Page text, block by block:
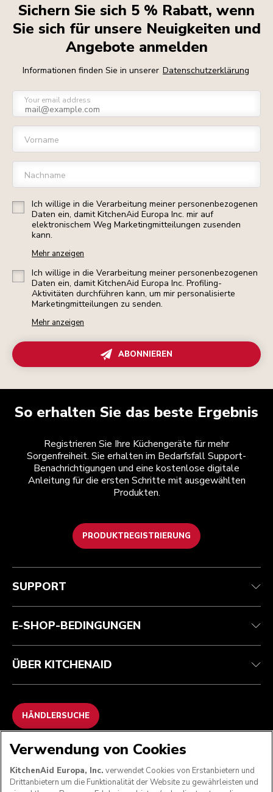
Sichern Sie sich 5 % Rabatt, wenn
Sie sich für unsere Neuigkeiten und
Angebote anmelden
Informationen finden Sie in unserer Datenschutzerklärung
Your email address
Vorname
Nachname
Ich willige in die Verarbeitung meiner personenbezogenen
Daten ein, damit KitchenAid Europa Inc. mir auf
elektronischem Weg Marketingmitteilungen zusenden
kann.
Mehr anzeigen
Ich willige in die Verarbeitung meiner personenbezogenen
Daten ein, damit KitchenAid Europa Inc. Profiling-
Aktivitäten durchführen kann, um mir personalisierte
Marketingmitteilungen zu senden.
Mehr anzeigen
ABONNIEREN
So erhalten Sie das beste Ergebnis
Registrieren Sie Ihre Küchengeräte für mehr
Sorgenfreiheit. Sie erhalten im Bedarfsfall Support-
Benachrichtigungen und eine kostenlose digitale
Anleitung für die ersten Schritte mit ausgewählten
Produkten.
PRODUKTREGISTRIERUNG
Kundenservice
Garantie und Dokumente
Kontaktieren Sie uns.
Teilnahmebedingungen
Rückgaben und Erstattungen
Impressum
ODR
Die Marke
Händlersuche
SUPPORT
E-SHOP-BEDINGUNGEN
ÜBER KITCHENAID
HÄNDLERSUCHE
WIR AKZEPTIEREN
Verwendung von Cookies
KitchenAid Europa, Inc. verwendet Cookies von Erstanbietern und
Drittanbietern um die Funktionalität der Website zu gewährleisten und